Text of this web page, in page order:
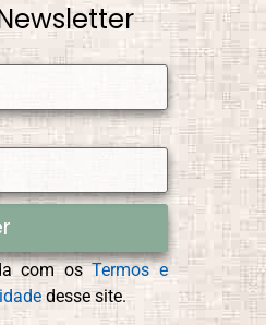
com osTermos e
desse site.